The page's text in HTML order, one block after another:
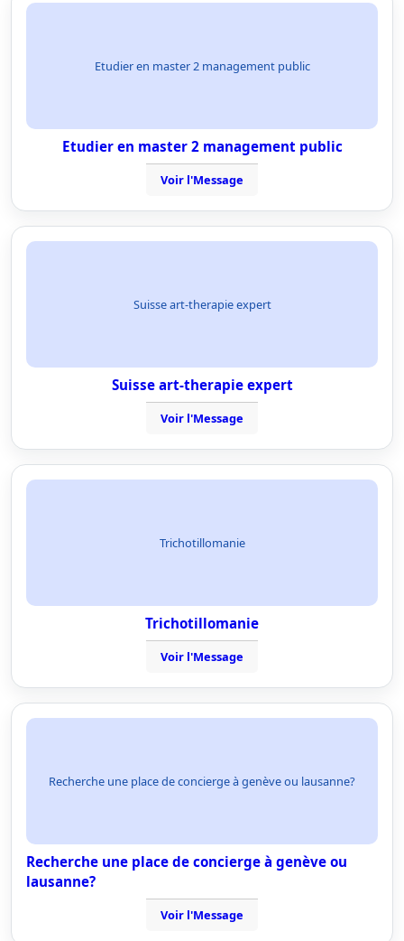
Etudier en master 2 management public
Etudier en master 2 management public
Voir l'Message
Suisse art-therapie expert
Suisse art-therapie expert
Voir l'Message
Trichotillomanie
Trichotillomanie
Voir l'Message
Recherche une place de concierge à genève ou lausanne?
Recherche une place de concierge à genève ou
lausanne?
Voir l'Message